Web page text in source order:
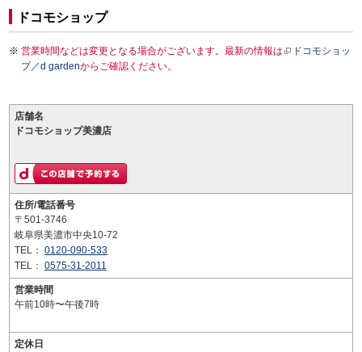
ドコモショップ
営業時間などは変更となる場合がございます。最新の情報は
ドコモショッ
プ／d gardenからご確認ください。
店舗名
ドコモショップ美濃店
住所/電話番号
〒501-3746
岐阜県美濃市中央10-72
TEL： 0120-090-533
TEL： 0575-31-2011
営業時間
午前10時〜午後7時
定休日